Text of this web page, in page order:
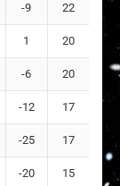
-9 22
1 20
-6 20
-12 17
-25 17
-20 15